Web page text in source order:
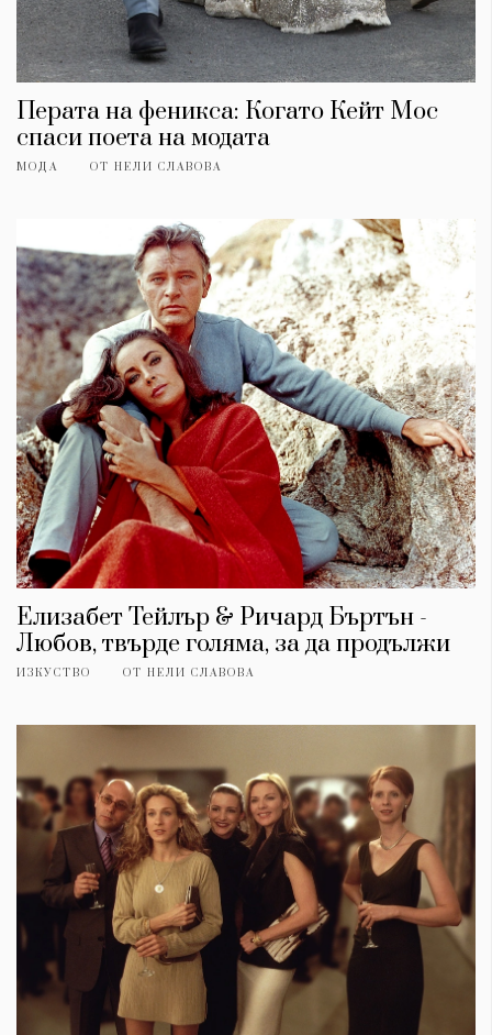
Перата на феникса: Когато Кейт Мос
спаси поета на модата
МОДА ОТ НЕЛИ СЛАВОВА
Елизабет Тейлър & Ричард Бъртън -
Любов, твърде голяма, за да продължи
ИЗКУСТВО ОТ НЕЛИ СЛАВОВА
КАТЕГОРИИ
Wine&Dine
Подкасти
Мода
Dialogue
Изкуство
ЗА НАС
Условия за
ползване
За нас
Реклама
Политика за